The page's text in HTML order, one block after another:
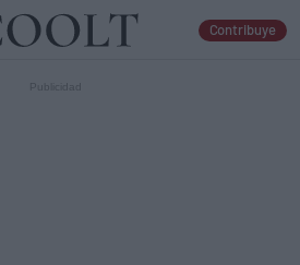
IDEAS
Contribuye